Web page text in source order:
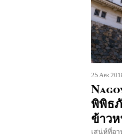
25 Apr
พิพิธ
ข้าว
เสน่ห์ที่อ